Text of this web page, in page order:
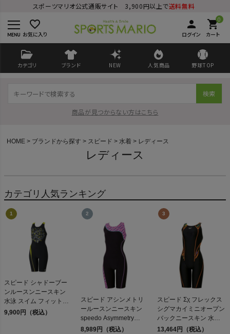
スポーツマリオ公式通販サイト 3,900円以上で送料無料
favorite_border
お気に入り
person
ログイン
0
shopping_cart
カート
カテゴリ ブランド NEW 人気商品 野球TOP
検索
商品が見つからない方はこちら
検索
商品が見つからない方はこちら
HOME ブランドから探す スピード 水着 レディース
レディース
カテゴリ人気ランキング
スピード シャドーブー
ンルースンニースキン
水泳 スイム フィットネ
ス 水着 オールインワン
9,900円（税込）
スピード アシンメトリ
ールースンニースキン
speedo Asymmetry
Loosen Kneeskin アウト
8,989円（税込）
スピード Σχ フレックス
シグマカイミニオープン
バックニースキン 水泳
スイム 競泳 水着 オール
13,464円（税込）